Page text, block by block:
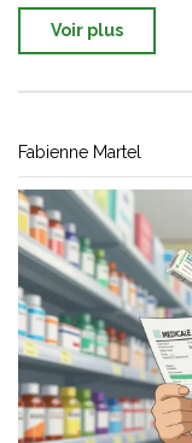
Voir plus
Fabienne Martel